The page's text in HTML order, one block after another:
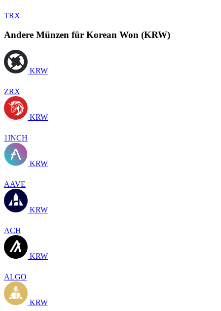
TRX
Andere Münzen für Korean Won (KRW)
KRW
ZRX
KRW
1INCH
KRW
AAVE
KRW
ACH
KRW
ALGO
KRW